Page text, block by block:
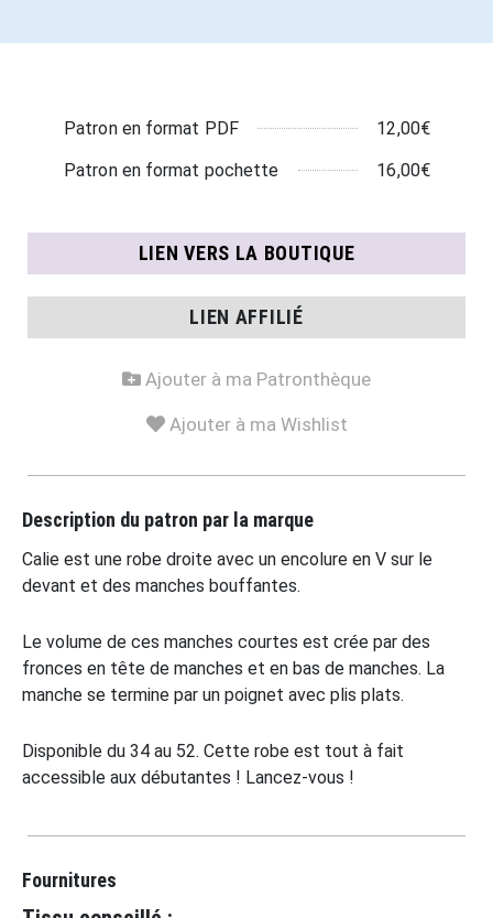
Patron en format PDF 12,00€
Patron en format pochette 16,00€
LIEN VERS LA BOUTIQUE
LIEN AFFILIÉ
Ajouter à ma Patronthèque
Ajouter à ma Wishlist
Description du patron par la marque
Calie est une robe droite avec un encolure en V sur le
devant et des manches bouffantes.
Le volume de ces manches courtes est crée par des
fronces en tête de manches et en bas de manches. La
manche se termine par un poignet avec plis plats.
Disponible du 34 au 52. Cette robe est tout à fait
accessible aux débutantes ! Lancez-vous !
Fournitures